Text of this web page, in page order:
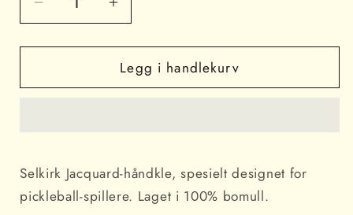
Senk
antallet
for
Håndkle
Øk
antallet
for
Selkirk
Håndkle
Legg i handlekurv
Selkirk Jacquard-håndkle, spesielt designet for
pickleball-spillere. Laget i 100% bomull.